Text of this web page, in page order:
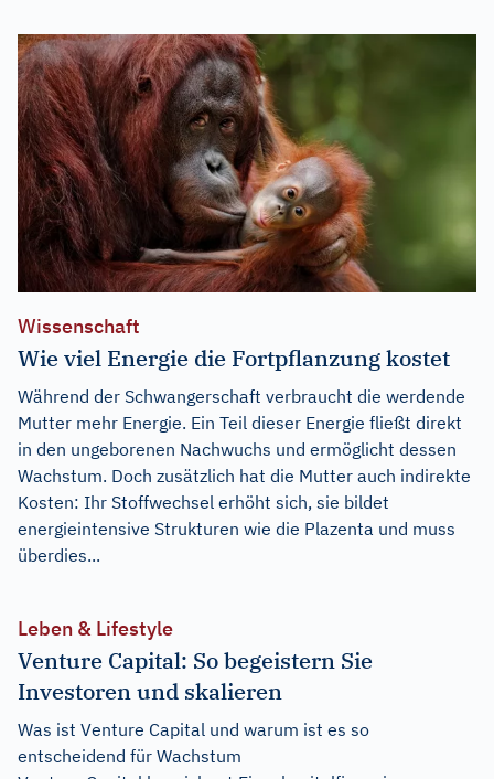
Wissenschaft
Wie viel Energie die Fortpflanzung kostet
Während der Schwangerschaft verbraucht die werdende
Mutter mehr Energie. Ein Teil dieser Energie fließt direkt
in den ungeborenen Nachwuchs und ermöglicht dessen
Wachstum. Doch zusätzlich hat die Mutter auch indirekte
Kosten: Ihr Stoffwechsel erhöht sich, sie bildet
energieintensive Strukturen wie die Plazenta und muss
überdies...
Leben & Lifestyle
Venture Capital: So begeistern Sie
Investoren und skalieren
Was ist Venture Capital und warum ist es so
entscheidend für Wachstum